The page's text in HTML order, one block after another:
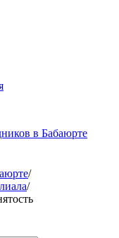
в Бабаюрте
/
/